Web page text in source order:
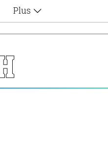
Plus
Αφιερώματα
Ζώδια